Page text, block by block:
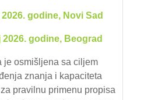
2026. godine, Novi Sad
2026. godine, Beograd
je osmišljena sa ciljem
znanja i kapaciteta
pravilnu primenu propisa